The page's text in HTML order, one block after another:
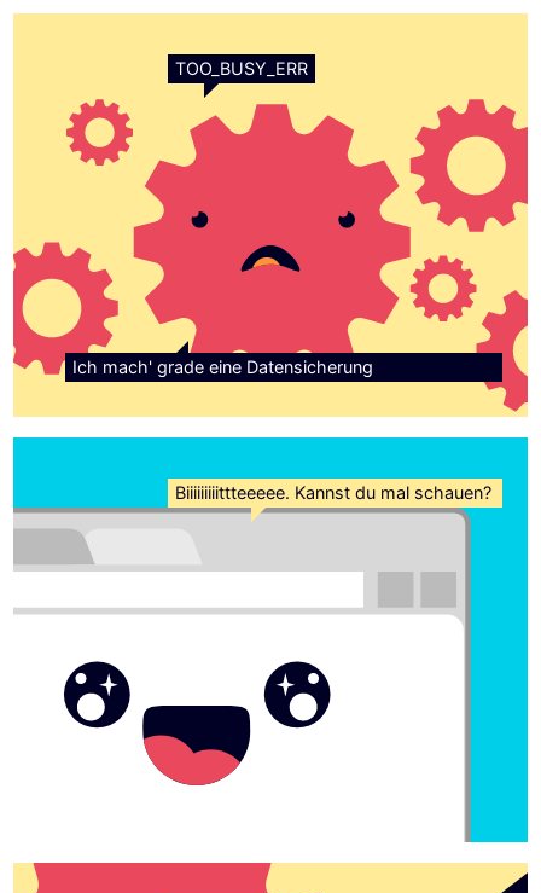
TOO_BUSY_ERR
Ich mach' grade eine Datensicherung
Biiiiiiiiittteeeee. Kannst du mal schauen?